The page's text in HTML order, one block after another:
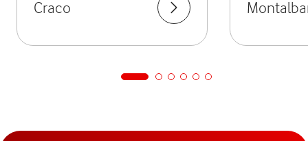
Craco